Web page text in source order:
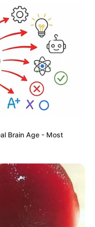
KRİMİNAL
uşaq
öldü
0
Brain Age - Most